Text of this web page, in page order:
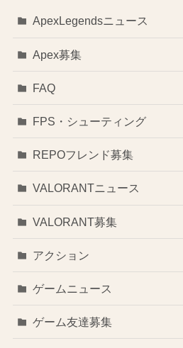
ApexLegendsニュース
Apex募集
FAQ
FPS・シューティング
REPOフレンド募集
VALORANTニュース
VALORANT募集
アクション
ゲームニュース
ゲーム友達募集